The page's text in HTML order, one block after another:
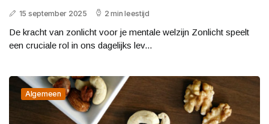
15 september 2025 2 min leestijd
De kracht van zonlicht voor je mentale welzijn Zonlicht speelt
een cruciale rol in ons dagelijks lev...
Algemeen